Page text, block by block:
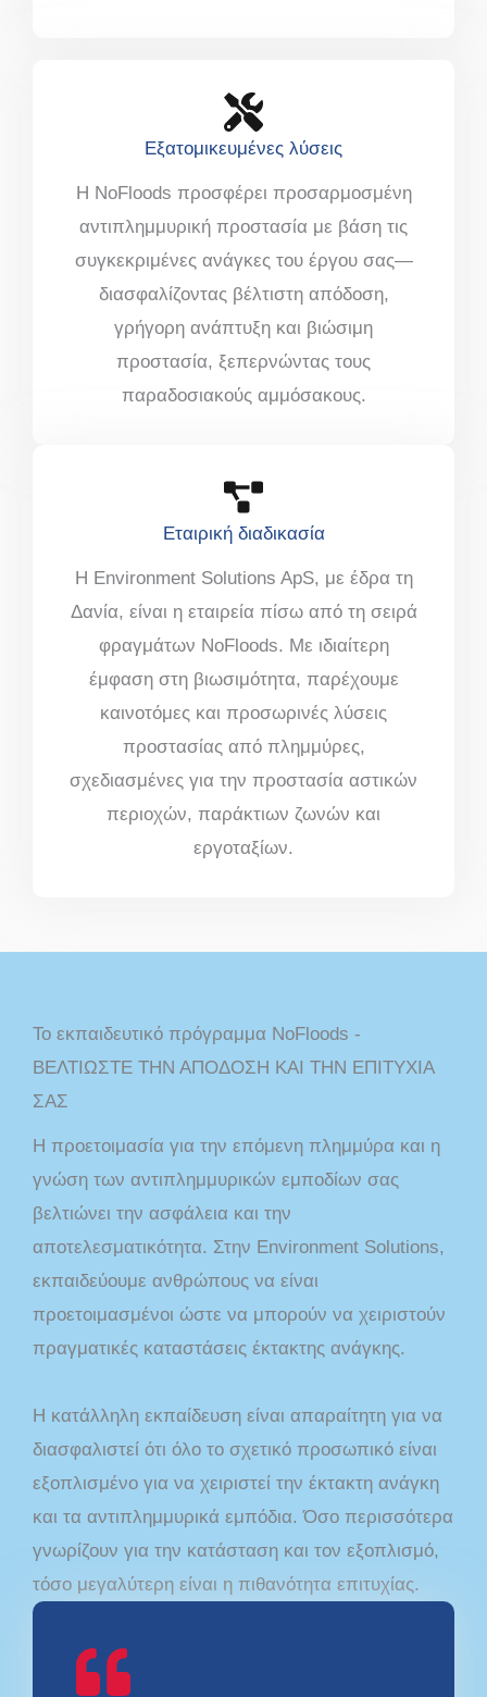
Εξατομικευμένες λύσεις
Η NoFloods προσφέρει προσαρμοσμένη
αντιπλημμυρική προστασία με βάση τις
συγκεκριμένες ανάγκες του έργου σας—
διασφαλίζοντας βέλτιστη απόδοση,
γρήγορη ανάπτυξη και βιώσιμη
προστασία, ξεπερνώντας τους
παραδοσιακούς αμμόσακους.
Εταιρική διαδικασία
Η Environment Solutions ApS, με έδρα τη
Δανία, είναι η εταιρεία πίσω από τη σειρά
φραγμάτων NoFloods. Με ιδιαίτερη
έμφαση στη βιωσιμότητα, παρέχουμε
καινοτόμες και προσωρινές λύσεις
προστασίας από πλημμύρες,
σχεδιασμένες για την προστασία αστικών
περιοχών, παράκτιων ζωνών και
εργοταξίων.
Το εκπαιδευτικό πρόγραμμα NoFloods -
ΒΕΛΤΙΩΣΤΕ ΤΗΝ ΑΠΟΔΟΣΗ ΚΑΙ ΤΗΝ ΕΠΙΤΥΧΙΑ
ΣΑΣ
Η προετοιμασία για την επόμενη πλημμύρα και η
γνώση των αντιπλημμυρικών εμποδίων σας
βελτιώνει την ασφάλεια και την
αποτελεσματικότητα. Στην Environment Solutions,
εκπαιδεύουμε ανθρώπους να είναι
προετοιμασμένοι ώστε να μπορούν να χειριστούν
πραγματικές καταστάσεις έκτακτης ανάγκης.
Η κατάλληλη εκπαίδευση είναι απαραίτητη για να
διασφαλιστεί ότι όλο το σχετικό προσωπικό είναι
εξοπλισμένο για να χειριστεί την έκτακτη ανάγκη
και τα αντιπλημμυρικά εμπόδια. Όσο περισσότερα
γνωρίζουν για την κατάσταση και τον εξοπλισμό,
τόσο μεγαλύτερη είναι η πιθανότητα επιτυχίας.